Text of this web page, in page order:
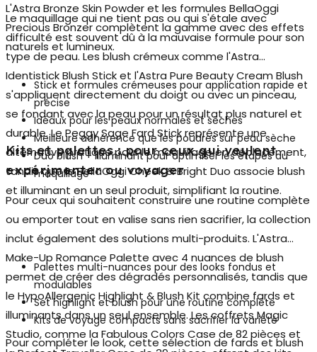
L'Astra Bronze Skin Powder et les formules BellaOggi
Precious Bronzer complètent la gamme avec des effets
naturels et lumineux.
Le maquillage qui ne tient pas ou qui s'étale avec
difficulté est souvent dû à la mauvaise formule pour son
type de peau. Les blush crémeuxcomme l'Astra
Identistick Blush Stick et l'Astra Pure Beauty Cream Blush
s'appliquent directement du doigt ou avec un pinceau,
se fondant avec la peau pour un résultat plus naturel et
durable. Le Peggy Sage Fard Stick représente une
alternative pratique pour le maquillage en déplacement,
tandis que le BellaOggi Cheek & Bright Duo associe blush
et illuminant en un seul produit, simplifiant la routine.
Stick et formules crémeuses pour application rapide et
précise
Idéaux pour les peaux normales et sèches
Meilleure adhérence que les poudres sur peau sèche
Duo blush + illuminant pour optimiser les étapes du
maquillage
Kits et palettes : pour ceux qui veulent
expérimenter ou voyager
Pour ceux qui souhaitent construire une routine complète
ou emporter tout en valise sans rien sacrifier, la collection
inclut également des solutions multi-produits. L'Astra
Make-Up Romance Palette avec 4 nuances de blush
permet de créer des dégradés personnalisés, tandis que
le HypoAllergenic Highlight & Blush Kit combine fards et
illuminants dans un seul ensemble. Les coffrets Magic
Studio, comme la Fabulous Colors Case de 82 pièces et
Palettes multi-nuances pour des looks fondus et
modulables
Set highlight et blush pour une routine complète
Kits de voyage compacts sans sacrifier la variété
Pour compléter le look, cette sélection de fards et blush